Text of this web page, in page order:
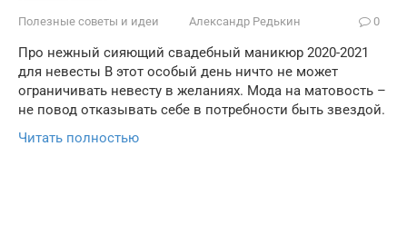
Полезные советы и идеи Александр Редькин 0
Про нежный сияющий свадебный маникюр 2020-2021
для невесты В этот особый день ничто не может
ограничивать невесту в желаниях. Мода на матовость –
не повод отказывать себе в потребности быть звездой.
Читать полностью